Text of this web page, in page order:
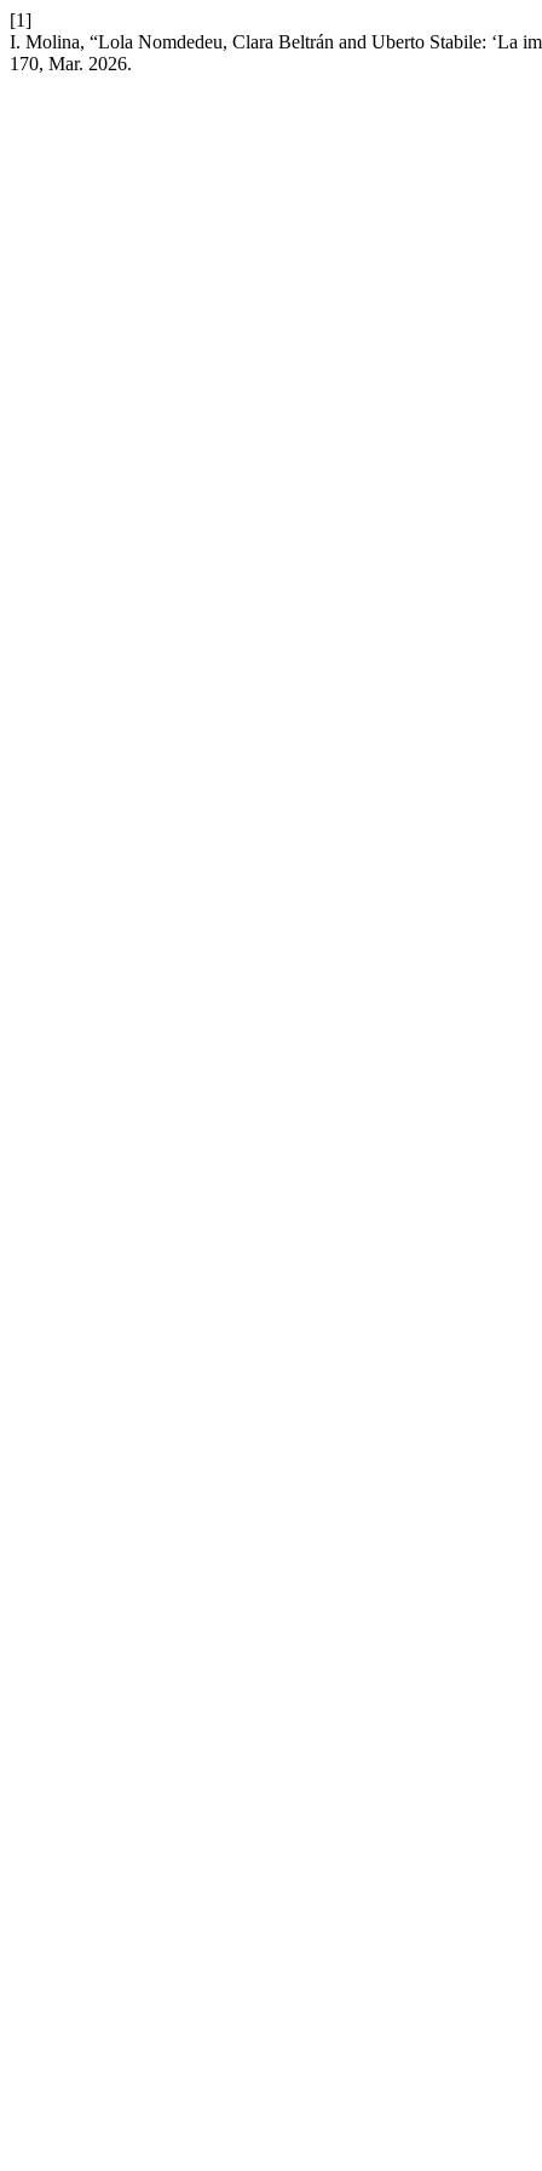
[1]
I. Molina, “Lola Nomdedeu, Clara Beltrán and Uberto Stabile: ‘La
170, Mar. 2026.